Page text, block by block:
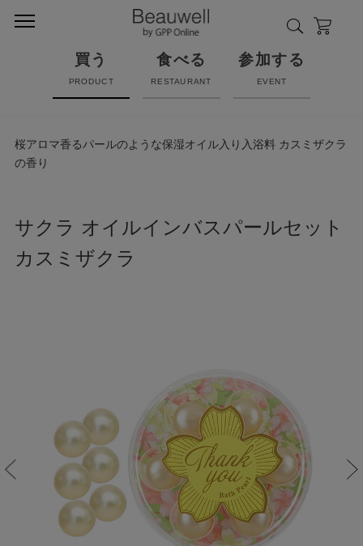
買う
PRODUCT
食べる
RESTAURANT
参加する
EVENT
桜アロマ香るパールのような保湿オイル入り入浴料 カスミザクラ
の香り
サクラ オイルインバスパールセット
カスミザクラ